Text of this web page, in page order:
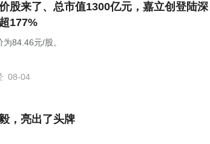
股来了、总市值1300亿元，嘉立创登陆深
177%
84.46元/股。
08-04
，亮出了头牌